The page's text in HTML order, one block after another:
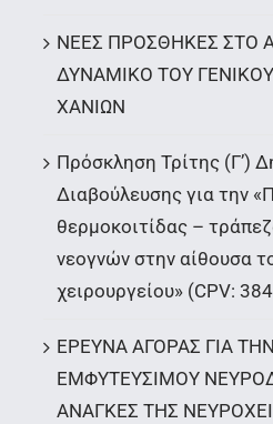
ΝΕΕΣ ΠΡΟΣΘΗΚΕΣ ΣΤΟ
ΔΥΝΑΜΙΚΟ ΤΟΥ
ΧΑΝΙΩΝ
Πρόσκληση Τρίτης (Γ’)
Διαβούλευσης για την
θερμοκοιτίδας –
νεογνών στην αίθουσα
χειρουργείου» (CPV:
ΕΡΕΥΝΑ ΑΓΟΡΑΣ ΓΙΑ
ΕΜΦΥΤΕΥΣΙΜΟΥ
ΑΝΑΓΚΕΣ ΤΗΣ